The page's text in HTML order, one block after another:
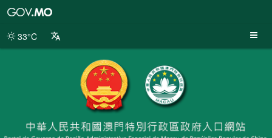
da
33°C